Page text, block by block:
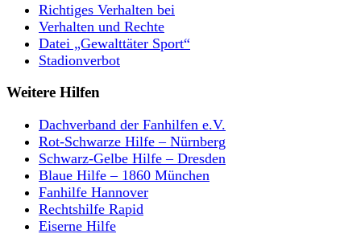
Richtiges Verhalten bei
Verhalten und Rechte
Datei „Gewalttäter Sport“
Stadionverbot
Weitere Hilfen
Dachverband der Fanhilfen e.V.
Rot-Schwarze Hilfe – Nürnberg
Schwarz-Gelbe Hilfe – Dresden
Blaue Hilfe – 1860 München
Fanhilfe Hannover
Rechtshilfe Rapid
Eiserne Hilfe